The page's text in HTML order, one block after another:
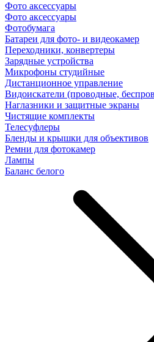
Фото аксессуары
Фото аксессуары
Фотобумага
Батареи для фото- и видеокамер
Переходники, конвертеры
Зарядные устройства
Микрофоны студийные
Дистанционное управление
Видоискатели (проводные,
Наглазники и защитные экраны
Чистящие комплекты
Телесуфлеры
Бленды и крышки для объективов
Ремни для фотокамер
Лампы
Баланс белого